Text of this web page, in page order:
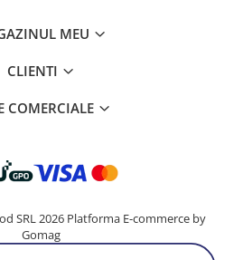
MEU
CLIENTI
COMERCIALE
SRL 2026 Platforma E-commerce by
Gomag